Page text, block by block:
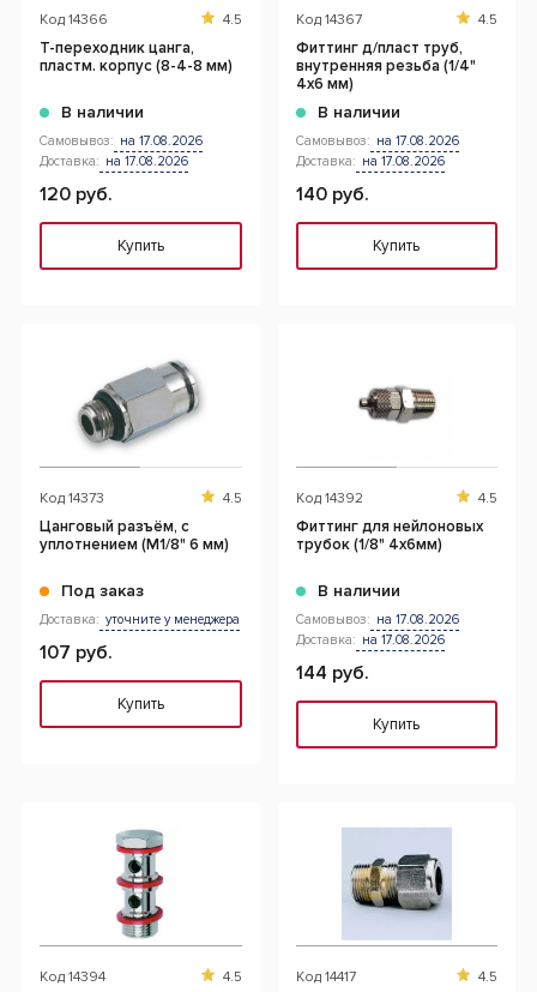
Код 14366 4.5
T-переходник цанга,
пластм. корпус (8-4-8 мм)
В наличии
Самовывоз: на 17.08.2026
Доставка: на 17.08.2026
120 руб.
Купить
Код 14367 4.5
Фиттинг д/пласт труб,
внутренняя резьба (1/4"
4x6 мм)
В наличии
Самовывоз: на 17.08.2026
Доставка: на 17.08.2026
140 руб.
Купить
Код 14373 4.5
Цанговый разъём, с
уплотнением (М1/8" 6 мм)
Под заказ
Доставка: уточните у менеджера
107 руб.
Купить
Код 14392 4.5
Фиттинг для нейлоновых
трубок (1/8" 4х6мм)
В наличии
Самовывоз: на 17.08.2026
Доставка: на 17.08.2026
144 руб.
Купить
Код 14394 4.5 Код 14417 4.5